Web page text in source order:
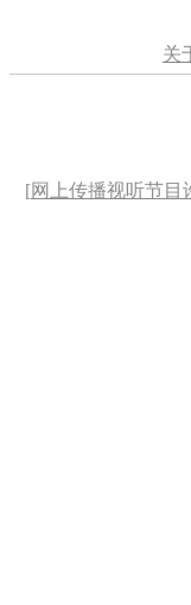
关
[网上传播视听节目